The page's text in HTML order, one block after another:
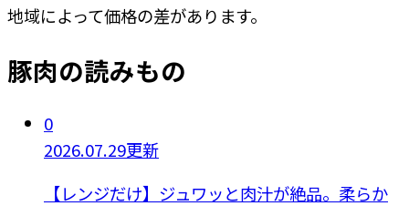
地域によって価格の差があります。
豚肉の読みもの
0
2026.07.29更新
【レンジだけ】ジュワッと肉汁が絶品。柔らか